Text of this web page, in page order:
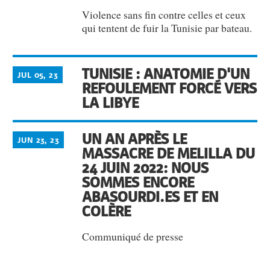
Violence sans fin contre celles et ceux
qui tentent de fuir la Tunisie par bateau.
TUNISIE : ANATOMIE D'UN
REFOULEMENT FORCÉ VERS
LA LIBYE
JUL 05, 23
UN AN APRÈS LE
MASSACRE DE MELILLA DU
24 JUIN 2022: NOUS
SOMMES ENCORE
ABASOURDI.ES ET EN
COLÈRE
JUN 23, 23
Communiqué de presse